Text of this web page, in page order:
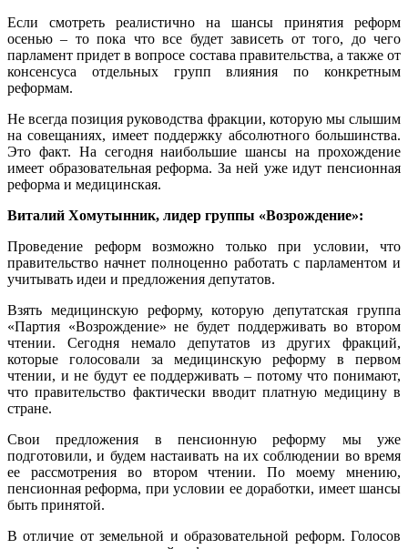
Если смотреть реалистично на шансы принятия реформ
осенью – то пока что все будет зависеть от того, до чего
парламент придет в вопросе состава правительства, а также от
консенсуса отдельных групп влияния по конкретным
реформам.
Не всегда позиция руководства фракции, которую мы слышим
на совещаниях, имеет поддержку абсолютного большинства.
Это факт. На сегодня наибольшие шансы на прохождение
имеет образовательная реформа. За ней уже идут пенсионная
реформа и медицинская.
Виталий Хомутынник, лидер группы «Возрождение»:
Проведение реформ возможно только при условии, что
правительство начнет полноценно работать с парламентом и
учитывать идеи и предложения депутатов.
Взять медицинскую реформу, которую депутатская группа
«Партия «Возрождение» не будет поддерживать во втором
чтении. Сегодня немало депутатов из других фракций,
которые голосовали за медицинскую реформу в первом
чтении, и не будут ее поддерживать – потому что понимают,
что правительство фактически вводит платную медицину в
стране.
Свои предложения в пенсионную реформу мы уже
подготовили, и будем настаивать на их соблюдении во время
ее рассмотрения во втором чтении. По моему мнению,
пенсионная реформа, при условии ее доработки, имеет шансы
быть принятой.
В отличие от земельной и образовательной реформ. Голосов